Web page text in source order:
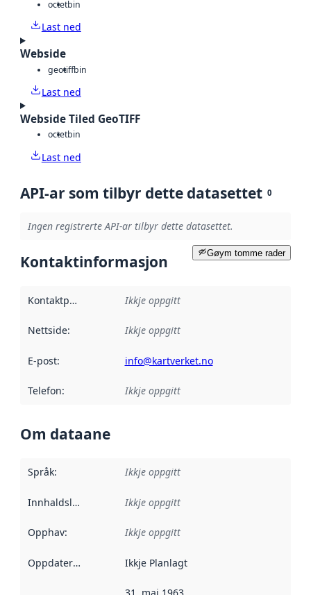
octetbin
Last ned
Webside
geotiffbin
Last ned
Webside Tiled GeoTIFF
octetbin
Last ned
API-ar som tilbyr dette datasettet 0
Ingen registrerte API-ar tilbyr dette datasettet.
Gøym tomme rader
Kontaktinformasjon
Kontaktpunkt Ikkje oppgitt
Nettside: Ikkje oppgitt
E-post: info@kartverket.no
Telefon: Ikkje oppgitt
Om dataane
Språk: Ikkje oppgitt
Innhaldsleverandørar :
Ikkje oppgitt
Opphav: Ikkje oppgitt
Oppdateringsfrekvens :
Ikkje Planlagt